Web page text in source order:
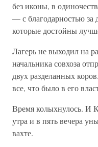
без иконы, в
— с благодарностью за
которые достойны
Лагерь не выходил на
начальника совхоза
двух разделанных
все, что было в его
Время колыхнулось. И
утра и в пять вечера
вахте.